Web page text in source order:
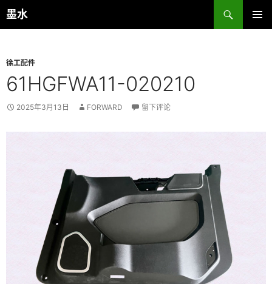
跳
至
墨水
搜
索
徐工配件
61HGFWA11-020210
2025年3月13日 FORWARD 留下评论